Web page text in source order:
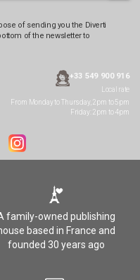
of sending you the Diverti
of the newsletter to
+33 549 900 916
Local rate
From Monday to Thursday, 2pm to 5pm
Friday: 2pm to 4pm
family-owned publishing
based in France and
founded 30 years ago